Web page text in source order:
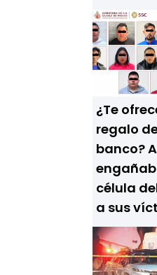
¿Te
regalo
banco?
célula
a sus